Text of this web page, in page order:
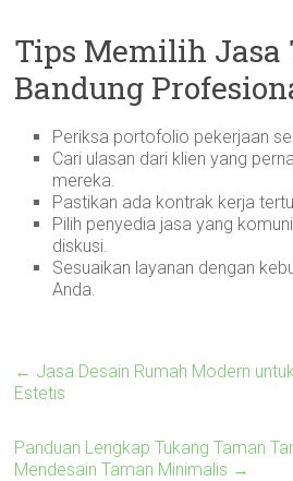
Tips Memilih Jasa
Bandung
Periksa portofolio pekerjaan
Cari ulasan dari klien yang
mereka.
Pastikan ada kontrak kerja
Pilih penyedia jasa yang
diskusi.
Sesuaikan layanan dengan
Anda.
← Jasa Desain Rumah Modern
Estetis
Panduan Lengkap Tukang Taman
Mendesain Taman Minimalis →